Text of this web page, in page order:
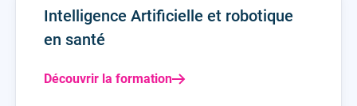
Intelligence Artificielle et robotique
en santé
Découvrir la formation